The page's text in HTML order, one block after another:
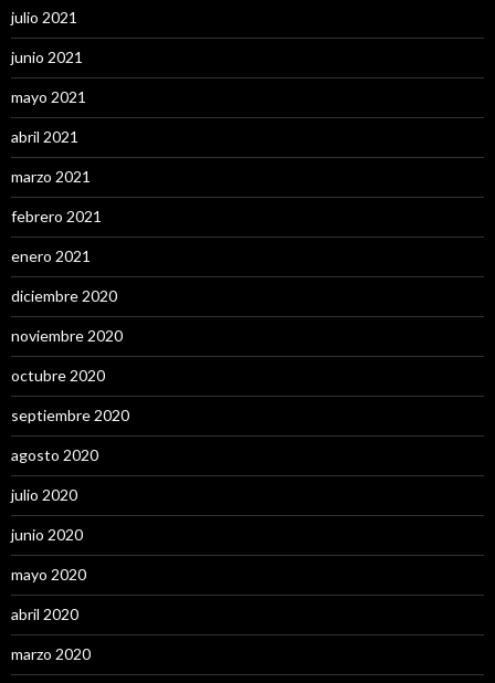
julio 2021
junio 2021
mayo 2021
abril 2021
marzo 2021
febrero 2021
enero 2021
diciembre 2020
noviembre 2020
octubre 2020
septiembre 2020
agosto 2020
julio 2020
junio 2020
mayo 2020
abril 2020
marzo 2020